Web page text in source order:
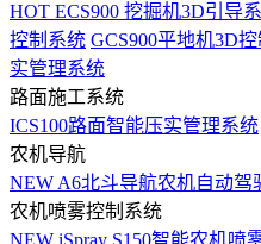
HOT ECS900 挖掘机3D引导
控制系统 GCS900平地机3D
实管理系统
路面施工系统
ICS100路面智能压实管理系统
农机导航
NEW A6北斗导航农机自动驾
农机喷雾控制系统
NEW iSpray S150智能农机喷